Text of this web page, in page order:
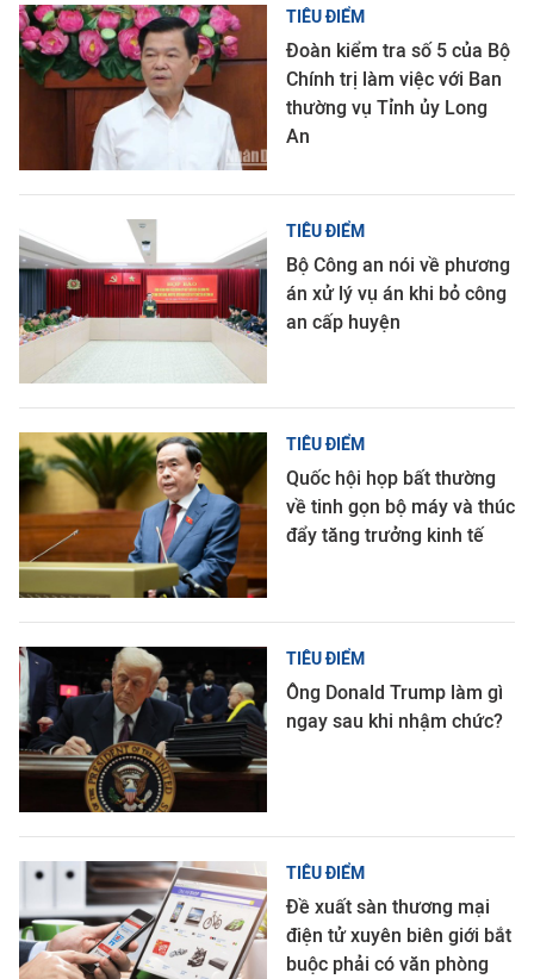
TIÊU ĐIỂM
Đoàn kiểm tra số 5 của Bộ
Chính trị làm việc với Ban
thường vụ Tỉnh ủy Long
An
TIÊU ĐIỂM
Bộ Công an nói về phương
án xử lý vụ án khi bỏ công
an cấp huyện
TIÊU ĐIỂM
Quốc hội họp bất thường
về tinh gọn bộ máy và thúc
đẩy tăng trưởng kinh tế
TIÊU ĐIỂM
Ông Donald Trump làm gì
ngay sau khi nhậm chức?
TIÊU ĐIỂM
Đề xuất sàn thương mại
điện tử xuyên biên giới bắt
buộc phải có văn phòng